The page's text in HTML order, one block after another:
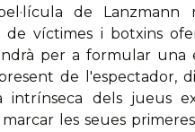
de Lanzmann
víctimes i botxins
per a formular una
de l'espectador,
intrínseca dels jueus
les seues